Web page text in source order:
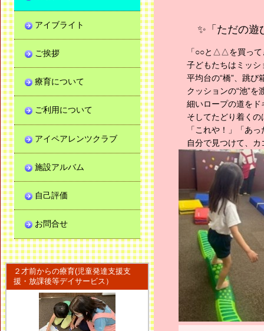
✨「ただの遊
「○○と△△を買って
子どもたちはミッシ
平均台の“橋”、跳び
クッションの“池”を
細いロープの道を
そしてたどり着くの
「これや！」「あっ
自分で見つけて、カ
アイブライト
ご挨拶
療育について
ご利用について
アイペアレンツクラブ
施設アルバム
自己評価
お問合せ
２才前からの療育(児童発達支援支
援・放課後等デイサービス）